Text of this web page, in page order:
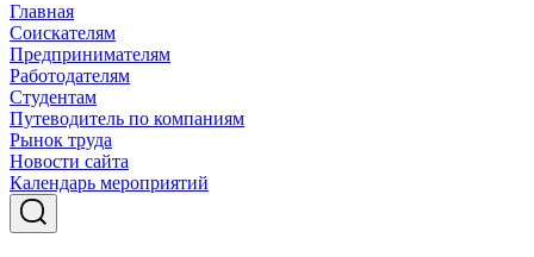
Главная
Соискателям
Предпринимателям
Работодателям
Студентам
Путеводитель по компаниям
Рынок труда
Новости сайта
Календарь мероприятий